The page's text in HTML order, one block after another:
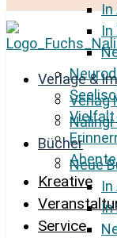
In
In
Vielfalt
Kreative
Service
Verlage &
Verlag
Nalingi
Bücher
Neue
In